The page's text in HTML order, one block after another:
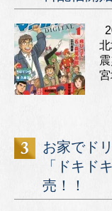
お家でド
「ドキド
売！！